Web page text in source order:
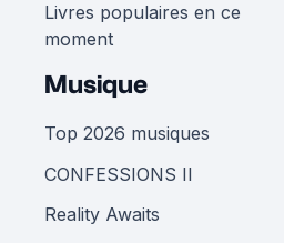
Livres populaires en ce
moment
Musique
Top 2026 musiques
CONFESSIONS II
Reality Awaits